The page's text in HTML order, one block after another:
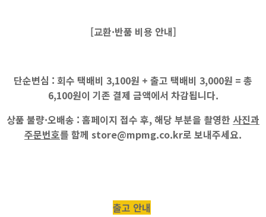
[교환·반품 비용 안내]
단순변심 : 회수 택배비 3,100원 + 출고 택배비 3,000원 = 총
6,100원이 기존 결제 금액에서 차감됩니다.
상품 불량·오배송 : 홈페이지 접수 후, 해당 부분을 촬영한 사진과
주문번호를 함께 store@mpmg.co.kr로 보내주세요.
출고 안내